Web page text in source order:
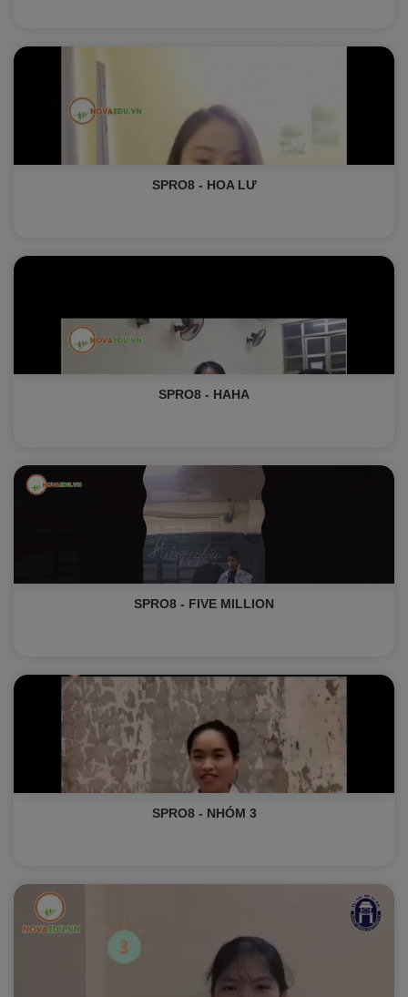
SPRO8 - HOA LƯ
SPRO8 - HAHA
SPRO8 - FIVE MILLION
SPRO8 - NHÓM 3